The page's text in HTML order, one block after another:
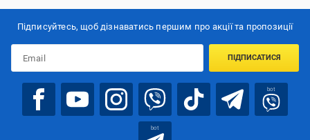
Підписуйтесь, щоб дізнаватись першим про акції та пропозиції
ПІДПИСАТИСЯ
bot
bot